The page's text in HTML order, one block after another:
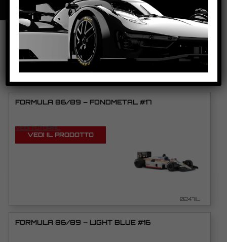
PRODOTTI CORRELATI
FORMULA 86/89 – FONDMETAL #17
VEDI TUTORIAL
VEDI IL PRODOTTO
0247IL
FORMULA 86/89 – LIGHT BLUE #16